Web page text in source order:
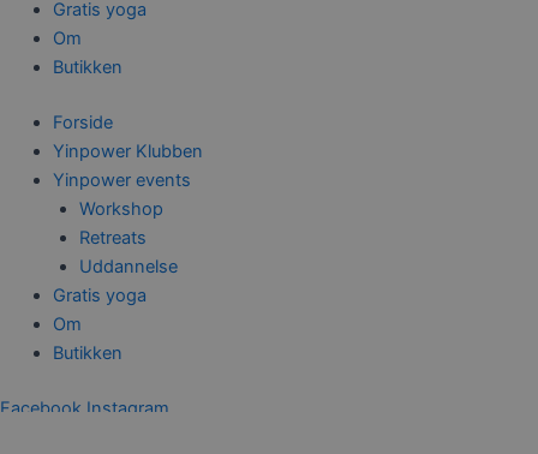
Gratis yoga
Om
Butikken
Forside
Yinpower Klubben
Yinpower events
Workshop
Retreats
Uddannelse
Gratis yoga
Om
Butikken
Facebook Instagram